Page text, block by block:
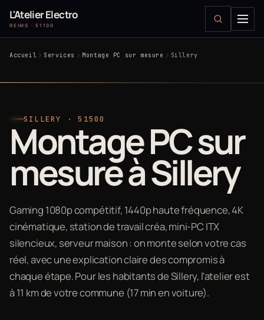
L'Atelier Electro
REIMS · 51100
Accueil Services Montage PC sur mesure Sillery
SILLERY · 51500
Montage PC sur
mesure à Sillery
Gaming 1080p compétitif, 1440p haute fréquence, 4K
cinématique, station de travail créa, mini-PC ITX
silencieux, serveur maison : on monte selon votre cas
réel, avec une explication claire des compromis à
chaque étape. Pour les habitants de Sillery, l'atelier est
à 11 km de votre commune (17 min en voiture).